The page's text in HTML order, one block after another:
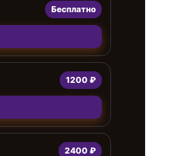
Бесплатно
1200 ₽
2400 ₽